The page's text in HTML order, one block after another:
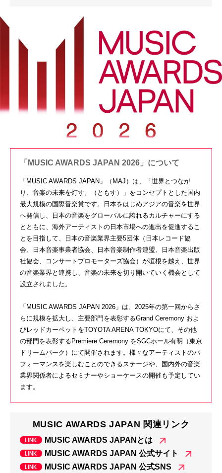
「MUSIC AWARDS JAPAN 2026」について
「MUSIC AWARDS JAPAN 」（ MAJ ）は、「世界とつなが
り、音楽の未来を灯す。（ともす）」をコンセプトとした国内
最大規模の国際音楽賞です。日本をはじめアジアの音楽を世界
へ発信し、日本の音楽をグローバルに誇れるカルチャーにする
とともに、海外アーティストの日本市場への進出を促進するこ
とを目指して、日本の音楽業界主要5団体（日本レコード協
会、日本音楽事業者協会、日本音楽制作者連盟、日本音楽出版
社協会、コンサートプロモーターズ協会）が垣根を越え、世界
の音楽業界と連携し、音楽の未来を切り開いていく機会として
設立されました。
「MUSIC AWARDS JAPAN 2026 」は、 2025年の第一回からさ
らに規模を拡大し、主要部門を表彰するGrand Ceremony およ
びレッドカーペットをTOYOTA ARENA TOKYOにて、その他
の部門を表彰するPremiere Ceremony をSGCホール有明（東京
ドリームパーク）にて開催されます。様々なアーティストのパ
フォーマンスを楽しむことのできるステージや、国内外の音楽
業界関係者によるセミナーやショーケースの開催も予定してい
ます。
MUSIC AWARDS JAPAN 関連リンク
MUSIC AWARDS JAPANとは
MUSIC AWARDS JAPAN 公式サイト
MUSIC AWARDS JAPAN 公式SNS